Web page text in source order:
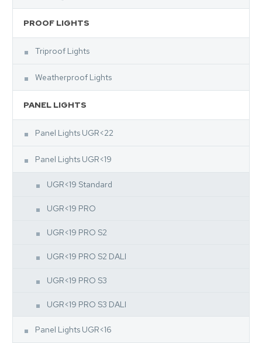
PROOF LIGHTS
Triproof Lights
Weatherproof Lights
PANEL LIGHTS
Panel Lights UGR<22
Panel Lights UGR<19
UGR<19 Standard
UGR<19 PRO
UGR<19 PRO S2
UGR<19 PRO S2 DALI
UGR<19 PRO S3
UGR<19 PRO S3 DALI
Panel Lights UGR<16